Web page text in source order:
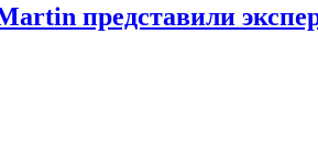
представили